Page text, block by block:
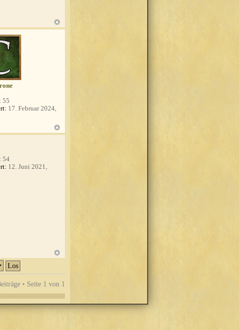
55
17. Februar 2024,
54
12. Juni 2021,
• Seite 1 von 1